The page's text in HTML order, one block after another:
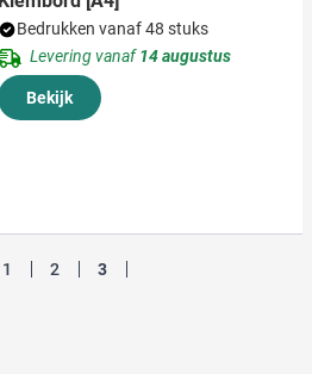
Bedrukken vanaf 48 stuks
Levering vanaf14 augustus
Bekijk
Pagina
1 Pagina
2 Je leest momenteel pagina
3